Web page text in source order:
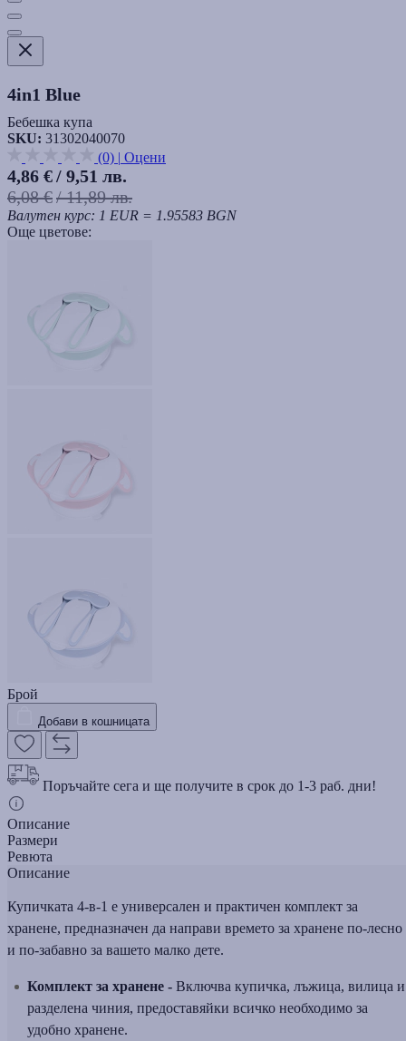
4in1 Blue
Бебешка купа
SKU: 31302040070
(0) | Оцени
4,86 €/ 9,51 лв.
6,08 €/ 11,89 лв.
Валутен курс: 1 EUR = 1.95583 BGN
Още цветове:
Брой
Добави в кошницата
Поръчайте сега и ще получите в срок до 1-3 раб. дни!
Описание
Размери
Ревюта
Описание
Купичката 4-в-1 е универсален и практичен комплект за
хранене, предназначен да направи времето за хранене по-лесно
и по-забавно за вашето малко дете.
Комплект за хранене - Включва купичка, лъжица, вилица и
разделена чиния, предоставяйки всичко необходимо за
удобно хранене.